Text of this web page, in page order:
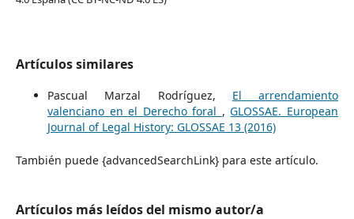
Artículos similares
Pascual Marzal Rodríguez, El arrendamiento
valenciano en el Derecho foral ,GLOSSAE. European
Journal of Legal History: GLOSSAE 13 (2016)
También puede {advancedSearchLink} para este artículo.
Artículos más leídos del mismo autor/a